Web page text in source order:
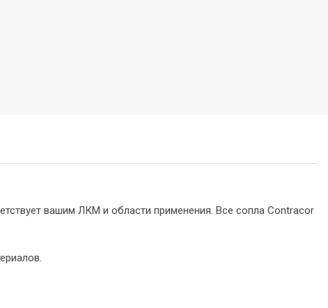
вашим ЛКМ и области применения. Все сопла Contracor